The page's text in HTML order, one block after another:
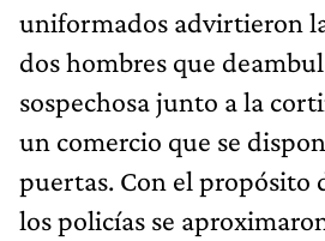
uniformados advirtieron
dos hombres que
sospechosa junto a la
un comercio que se
puertas. Con el propósito
los policías se